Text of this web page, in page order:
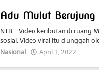
Adu Mulut
NTB – Video keributan di ruang
sosial. Video viral itu diunggah
Nasional
April 1, 2022